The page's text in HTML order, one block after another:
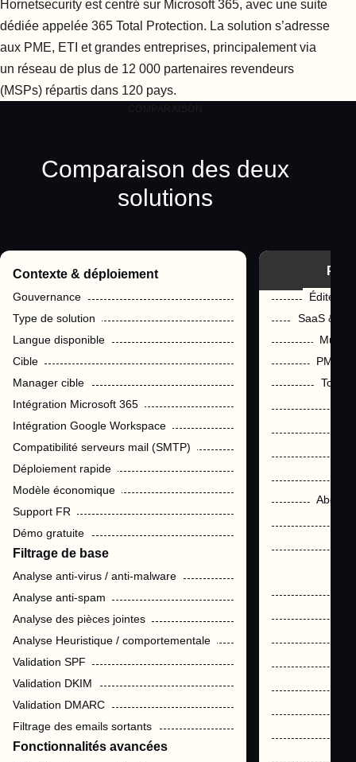
Hornetsecurity est centré sur Microsoft 365, avec une suite
dédiée appelée 365 Total Protection. La solution s’adresse
aux PME, ETI et grandes entreprises, principalement via
un réseau de plus de 12 000 partenaires revendeurs
(MSPs) répartis dans 120 pays.
Comparaison des deux
solutions
Contexte & déploiement
Gouvernance
Type de solution
Langue disponible
Cible
Manager cible
Intégration Microsoft 365
Intégration Google Workspace
Compatibilité serveurs mail (SMTP)
Déploiement rapide
Modèle économique
Support FR
Démo gratuite
Filtrage de base
Analyse anti-virus / anti-malware
Analyse anti-spam
Analyse des pièces jointes
Analyse Heuristique / comportementale
Validation SPF
Validation DKIM
Validation DMARC
Filtrage des emails sortants
Fonctionnalités avancées
Éditeur
SaaS &
PME/
Tout